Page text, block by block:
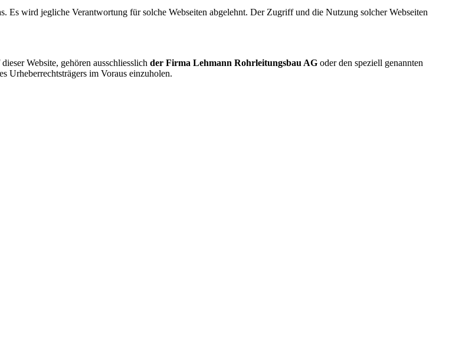
Es wird jegliche Verantwortung für solche Webseiten abgelehnt. Der Zugriff und die Nutzung solcher Webseiten
Website, gehören ausschliesslich der Firma Lehmann Rohrleitungsbau AG oder den speziell genannten
Urheberrechtsträgers im Voraus einzuholen.